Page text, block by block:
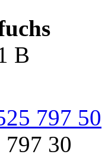
B
797 50
30